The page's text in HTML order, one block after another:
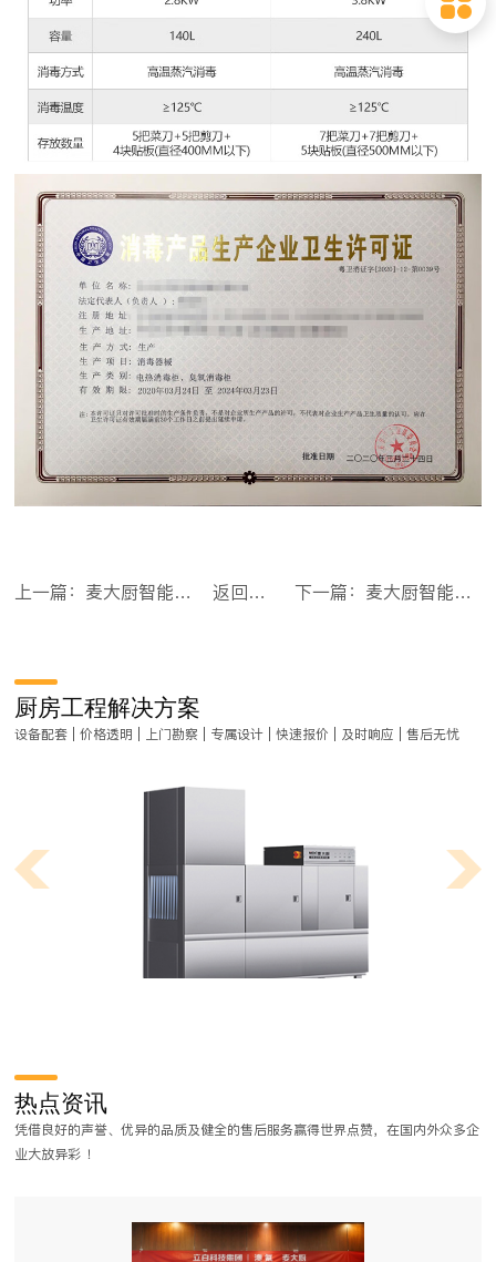
上一篇：麦大厨智能款单门推车式蒸汽消毒柜XDS-TCG-680 返回目录 下一篇：麦大厨智能款双门推车式蒸汽消毒柜XDS-TCG-1400
厨房工程解决方案
设备配套 | 价格透明 | 上门勘察 | 专属设计 | 快速报价 | 及时响应 | 售后无忧
学校食堂厨房设计要选用高效节能的厨房设备，让后厨运转中更高效出
餐、节省更多的经营费用。下面我们一起来了解学校食堂各个功能间对设
备的要求。
热点资讯
凭借良好的声誉、优异的品质及健全的售后服务赢得世界点赞，在国内外众多企
业大放异彩 ！